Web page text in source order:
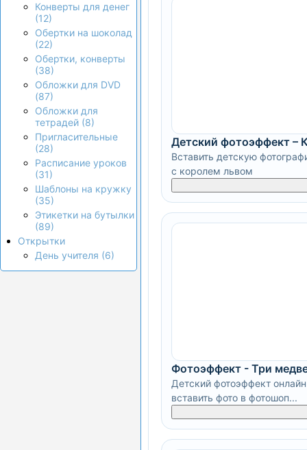
Конверты для денег
(12)
Обертки на шоколад
(22)
Обертки, конверты
(38)
Обложки для DVD
(87)
Обложки для
тетрадей (8)
Пригласительные
(28)
Расписание уроков
(31)
Шаблоны на кружку
(35)
Этикетки на бутылки
(89)
Открытки
День учителя (6)
Детский фотоэффект –
Вставить детскую
с королем львом
Фотоэффект - Три
Детский фотоэффект
вставить фото в фотошоп...